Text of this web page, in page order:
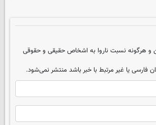
و هرگونه نسبت ناروا به اشخاص حقیقی و حقوقی
فارسی یا غیر مرتبط با خبر باشد منتشر نمی‌شود.